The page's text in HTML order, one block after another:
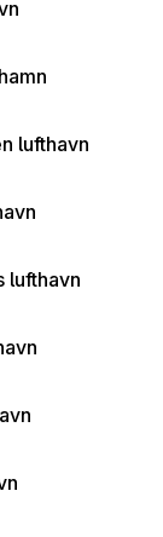
lufthavn
lufthavn